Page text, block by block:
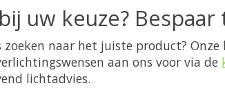
uw keuze?
naar het juiste product?
aan ons voor via de
lichtadvies.